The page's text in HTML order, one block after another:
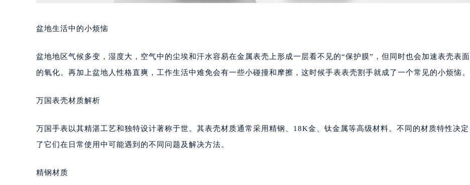
盆地生活中的小烦恼
盆地地区气候多变，湿度大，空气中的尘埃和汗水容易在金属表壳上形成一层看不见的“保护膜”，但同时也会加速表壳表面
的氧化。再加上盆地人性格直爽，工作生活中难免会有一些小碰撞和摩擦，这时候手表表壳割手就成了一个常见的小烦恼。
万国表壳材质解析
万国手表以其精湛工艺和独特设计著称于世。其表壳材质通常采用精钢、18K金、钛金属等高级材料。不同的材质特性决定
了它们在日常使用中可能遇到的不同问题及解决方法。
精钢材质